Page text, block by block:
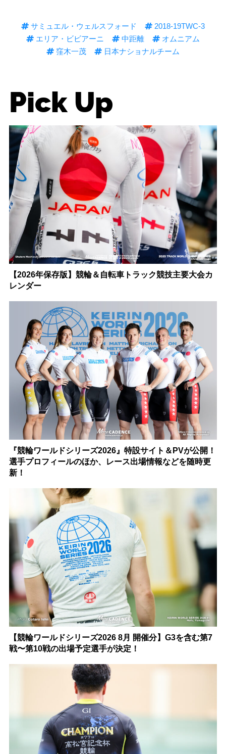
サミュエル・ウェルスフォード
2018-19TWC-3
エリア・ビビアーニ
中距離
オムニアム
窪木一茂
日本ナショナルチーム
Pick Up
【2026年保存版】競輪＆自転車トラック競技主要大会カ
レンダー
『競輪ワールドシリーズ2026』特設サイト＆PVが公開！
選手プロフィールのほか、レース出場情報などを随時更
新！
【競輪ワールドシリーズ2026 8月 開催分】G3を含む第7
戦〜第10戦の出場予定選手が決定！